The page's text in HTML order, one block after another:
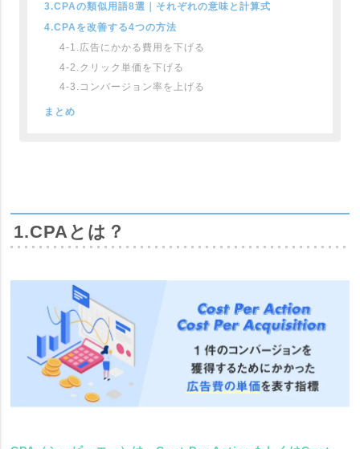
3.CPAの類似用語8選｜それぞれの意味と計算式
4.CPAを改善する4つの方法
4-1.広告にかかる費用を下げる
4-2.クリック単価を下げる
4-3.コンバージョン率を上げる
まとめ
1.CPAとは？